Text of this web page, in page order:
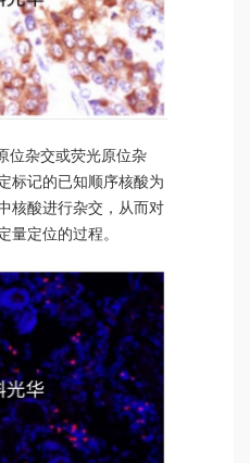
位杂交或荧光原位杂
标记的已知顺序核酸为
核酸进行杂交，从而对
量定位的过程。